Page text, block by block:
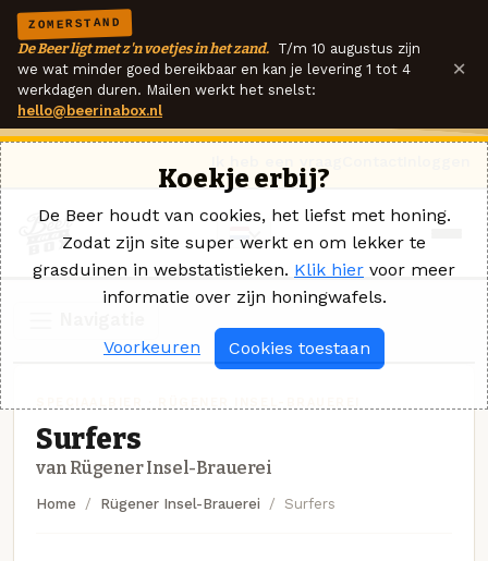
ZOMERSTAND
De Beer ligt met z'n voetjes in het zand. T/m 10 augustus zijn
we wat minder goed bereikbaar en kan je levering 1 tot 4
werkdagen duren. Mailen werkt het snelst:
hello@beerinabox.nl
×
Surfers
van Rügener Insel-Brauerei
Home Rügener Insel-Brauerei Surfers
Koekje erbij?
De Beer houdt van cookies, het liefst met honing.
Zodat zijn site super werkt en om lekker te
grasduinen in webstatistieken. Klik hier voor meer
informatie over zijn honingwafels.
Voorkeuren Cookies toestaan